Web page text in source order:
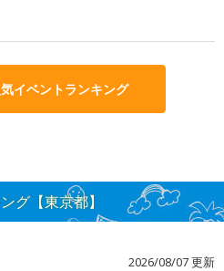
イベントランキング
グ【東京都】
2026/08/07 更新